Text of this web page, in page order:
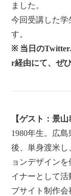
ました。
今回受講した学
す。
※ 当日のTwitter
r経由にて、ぜ
【ゲスト：景山
1980年生。広
後、単身渡米し
ョンデザイン
イナーとして活
ブサイト制作